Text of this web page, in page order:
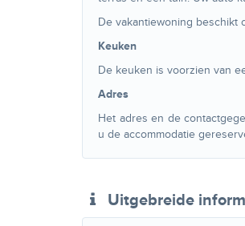
De vakantiewoning beschikt
Keuken
De keuken is voorzien van
Adres
Het adres en de
u de accommodatie
Uitgebreide